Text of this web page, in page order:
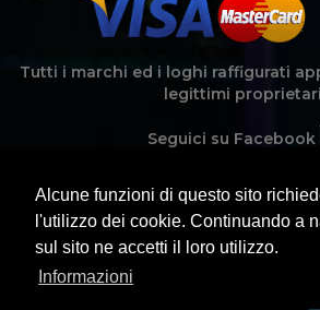
Alcune funzioni di questo sito
l'utilizzo dei cookie. Continuando a
sul sito ne accetti il loro utilizzo.
Informazioni
Tutti i marchi ed i loghi raffigurati
legittimi
Seguici su Facebook
Noamweb Srl - Corso
Mascalucia (CT) - Partita Iva